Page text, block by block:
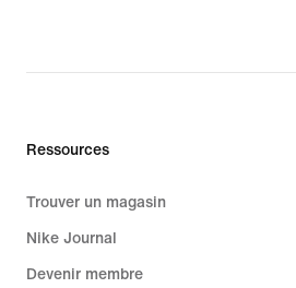
Ressources
Trouver un magasin
Nike Journal
Devenir membre